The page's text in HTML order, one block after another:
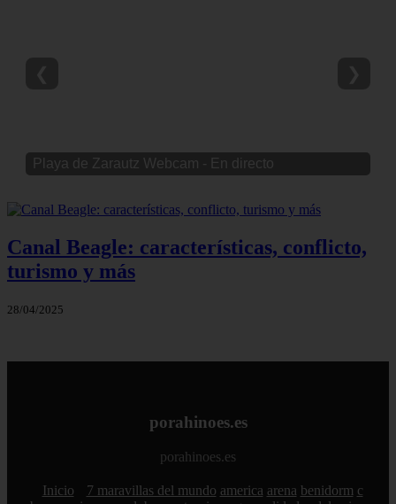
Playa de Zarautz Webcam - En directo
Canal Beagle: características, conflicto,
turismo y más
28/04/2025
porahinoes.es
porahinoes.es
Inicio 7 maravillas del mundo america arena benidorm c